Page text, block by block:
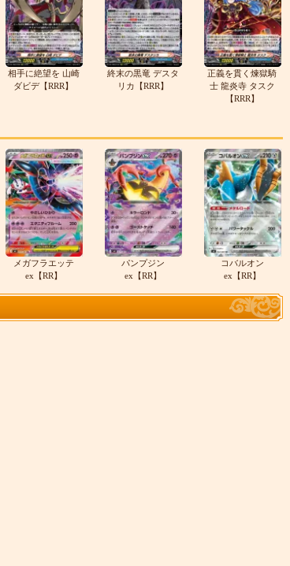
相手に絶望を 山崎
ダビデ【RRR】
終末の黒竜 デスタ
リカ【RRR】
正義を貫く煉獄騎
士 龍炎寺 タスク
【RRR】
メガフラエッテ
ex【RR】
パンプジン
ex【RR】
コバルオン
ex【RR】